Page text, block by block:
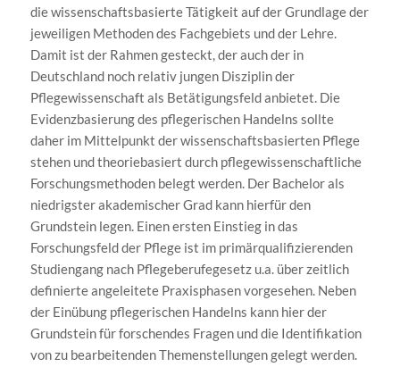
die wissenschaftsbasierte Tätigkeit auf der Grundlage der
jeweiligen Methoden des Fachgebiets und der Lehre.
Damit ist der Rahmen gesteckt, der auch der in
Deutschland noch relativ jungen Disziplin der
Pflegewissenschaft als Betätigungsfeld anbietet. Die
Evidenzbasierung des pflegerischen Handelns sollte
daher im Mittelpunkt der wissenschaftsbasierten Pflege
stehen und theoriebasiert durch pflegewissenschaftliche
Forschungsmethoden belegt werden. Der Bachelor als
niedrigster akademischer Grad kann hierfür den
Grundstein legen. Einen ersten Einstieg in das
Forschungsfeld der Pflege ist im primärqualifizierenden
Studiengang nach Pflegeberufegesetz u.a. über zeitlich
definierte angeleitete Praxisphasen vorgesehen. Neben
der Einübung pflegerischen Handelns kann hier der
Grundstein für forschendes Fragen und die Identifikation
von zu bearbeitenden Themenstellungen gelegt werden.